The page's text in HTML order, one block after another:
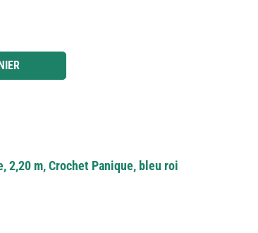
pour augmenter ou diminuer la quantité.
2,20 m, Crochet Panique, bleu roi